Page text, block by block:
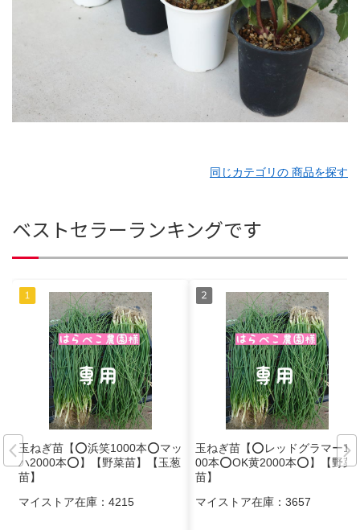
同じカテゴリの 商品を探す
ベストセラーランキングです
玉ねぎ苗【⭕️浜笑1000本⭕️マッ
ハ2000本⭕️】【野菜苗】【玉葱
苗】
マイストア在庫： 4215
玉ねぎ苗【⭕️レッドグラマー10
00本⭕️OK黄2000本⭕️】【野菜
苗】
マイストア在庫： 3657